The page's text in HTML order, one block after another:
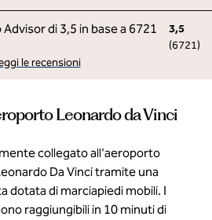
3,5
(6721)
le recensioni
Leonardo da Vinci
collegato all'aeroporto
Da Vinci tramite una
dotata di marciapiedi mobili. I
raggiungibili in 10 minuti di